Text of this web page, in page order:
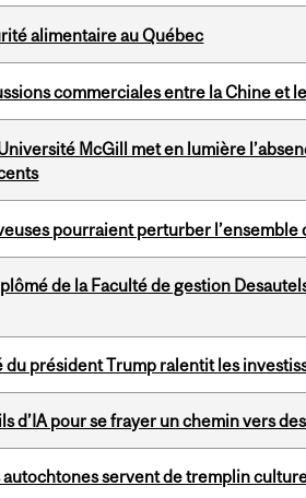
alimentaire au Québec
commerciales entre la Chine et
McGill met en lumière
pourraient perturber l’ensemble
de la Faculté de gestion
du président Trump ralentit les
d’IA pour se frayer un chemin vers
servent de tremplin